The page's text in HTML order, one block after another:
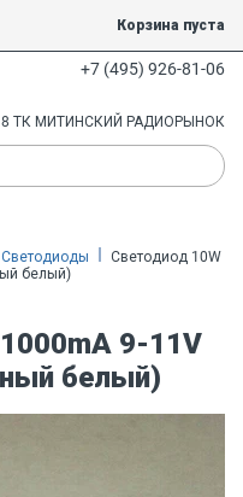
Корзина пуста
+7 (495) 926-81-06
ТК МИТИНСКИЙ РАДИОРЫНОК
Светодиоды
Светодиод 10W
белый)
9-11V
белый)